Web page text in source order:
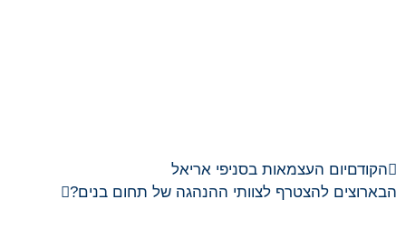
הקודםיום העצמאות בסניפי אריאל
הבארוצים להצטרף לצוותי ההנהגה של תחום בנים?